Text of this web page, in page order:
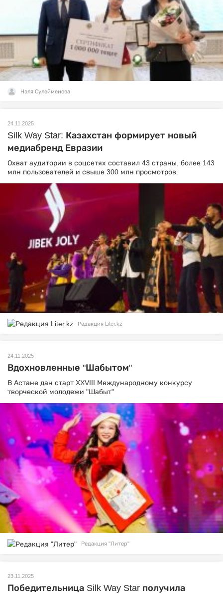
Нэля Сулейменова
24.11.2025
Silk Way Star: Казахстан формирует новый
медиабренд Евразии
Охват аудитории в соцсетях составил 43 страны, более 143
млн пользователей и свыше 300 млн просмотров.
Редакция Liter.kz
24.11.2025
Вдохновленные "Шабытом"
В Астане дан старт XXVIII Международному конкурсу
творческой молодежи "Шабыт"
Редакция "Литер"
23.11.2025
Победительница Silk Way Star получила